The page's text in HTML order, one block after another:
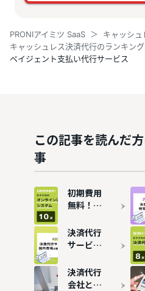
PRONIアイミツ SaaS
キャッシ
キャッシュレス決済代行のランキング
ペイジェント支払い代行サービス
この記事を読んだ
事
初期費用
無料！オ
決済代行
システム
10選
決済代行
サービス
1位は？
代表的な
決済代行
会社と